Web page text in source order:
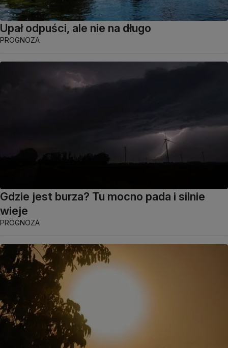
Upał odpuści, ale nie na długo
PROGNOZA
Gdzie jest burza? Tu mocno pada i silnie
wieje
PROGNOZA